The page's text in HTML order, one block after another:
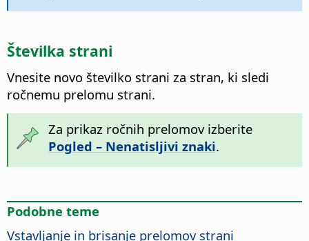
Številka strani
Vnesite novo številko strani za stran, ki sledi
ročnemu prelomu strani.
Za prikaz ročnih prelomov izberite
Pogled – Nenatisljivi znaki.
Podobne teme
Vstavljanje in brisanje prelomov strani